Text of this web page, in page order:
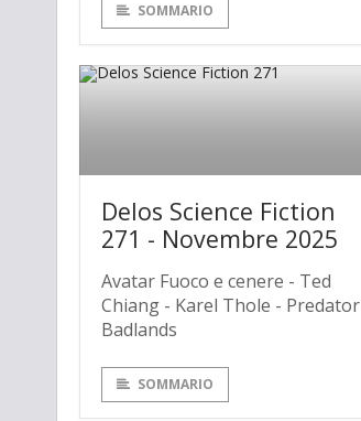
SOMMARIO
Delos Science Fiction
271 - Novembre 2025
Avatar Fuoco e cenere - Ted
Chiang - Karel Thole - Predator
Badlands
SOMMARIO